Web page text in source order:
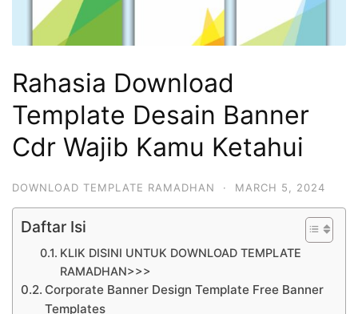
Rahasia Download
Template Desain Banner
Cdr Wajib Kamu Ketahui
DOWNLOAD TEMPLATE RAMADHAN · MARCH 5, 2024
Daftar Isi
KLIK DISINI UNTUK DOWNLOAD TEMPLATE
RAMADHAN>>>
Corporate Banner Design Template Free Banner
Templates